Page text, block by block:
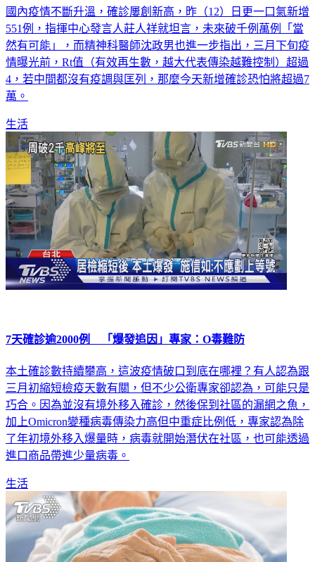
國內疫情不斷升溫，確診屢創新高，昨（12）日更一口氣新增
551例，指揮中心發言人莊人祥就坦言，未來破千例萬例「當
然有可能」，而精神科醫師沈政男也進一步指出，三月下旬疫
情曝光前，Rt值（有效再生數，越大代表傳染越難控制）超過
4，若中間都沒有疫調與匡列，那麼今天新增確診恐怕將超過7
萬。
生活
7天確診逾2000例 「爆發追因」專家：O毒難防
本土確診數持續攀高，這波疫情破口到底在哪裡？有人認為跟
三月初縮短檢疫天數有關，但不少公衛專家卻認為，可能只是
巧合。因為並沒有境外移入確診，然後保到社區的漏網之魚，
加上Omicron變種病毒傳染力高但中重症比例低，專家認為除
了年初境外移入爆量時，病毒就開始潛伏在社區，也可能透過
進口商品帶進少量病毒。
生活